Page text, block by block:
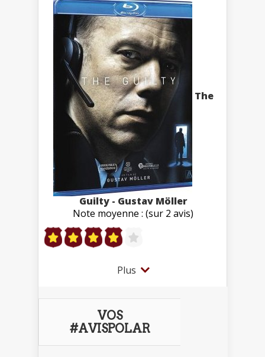
The
Guilty - Gustav Möller
Note moyenne : (sur 2 avis)
Plus
VOS
#AVISPOLAR